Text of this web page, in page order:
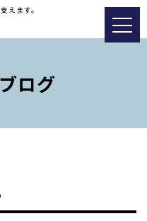
えます。
件
グ
ログ